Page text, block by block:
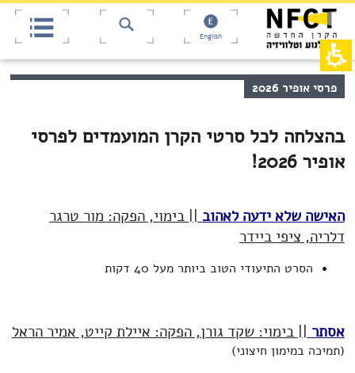
תחילתו
אינטרנט,
לחץ
אנטר
תוכן
ראש
באפשרותך
ללחוץ
אנטר
כדי
לדלג
English
תוכן
מרכזי,
ללחוץ
אנטר
כדי
לדלג
פרסי אופיר 2026
בהצלחה לכל סרטי הקרן המועמדים לפרסי
אופיר 2026!
האישה שלא ידעה לאהוב || בימוי, הפקה: מור טרגר
דלריה, ציפי ביידר
הסרט התיעודי הטוב ביותר מעל 40 דקות
אסתר || בימוי: שקד גורן, הפקה: איילת קייט, אמיר הראל
(תמיכה במימון חיצוני)